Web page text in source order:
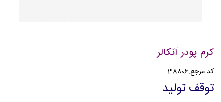
کرم پودر آنکالر
کد مرجع:38806
توقف تولید